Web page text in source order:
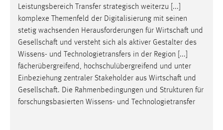
Leistungsbereich Transfer strategisch weiterzu [...]
komplexe Themenfeld der Digitalisierung mit seinen
stetig wachsenden Herausforderungen für Wirtschaft und
Gesellschaft und versteht sich als aktiver Gestalter des
Wissens- und Technologietransfers in der Region [...]
fächerübergreifend, hochschulübergreifend und unter
Einbeziehung zentraler Stakeholder aus Wirtschaft und
Gesellschaft. Die Rahmenbedingungen und Strukturen für
forschungsbasierten Wissens- und Technologietransfer